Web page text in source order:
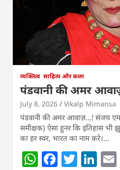
व्यक्तित्व साहित्य और कला
पंडवानी की अमर
July 8, 2026 Vikalp Mimansa
पंडवानी की अमर आवाज़…! संजय
समीक्षक) ऐसा हुनर कि इतिहास
का हर स्वर, भारत का नाम करे।…
W F T Li